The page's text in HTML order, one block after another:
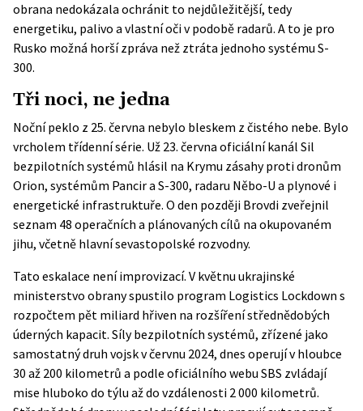
obrana nedokázala ochránit to nejdůležitější, tedy
energetiku, palivo a vlastní oči v podobě radarů. A to je pro
Rusko možná horší zpráva než ztráta jednoho systému S-
300.
Tři noci, ne jedna
Noční peklo z 25. června nebylo bleskem z čistého nebe. Bylo
vrcholem třídenní série. Už 23. června oficiální kanál Sil
bezpilotních systémů hlásil na Krymu zásahy proti dronům
Orion, systémům Pancir a S-300, radaru Něbo-U a plynové i
energetické infrastruktuře. O den později Brovdi zveřejnil
seznam 48 operačních a plánovaných cílů na okupovaném
jihu, včetně hlavní sevastopolské rozvodny.
Tato eskalace není improvizací. V květnu ukrajinské
ministerstvo obrany spustilo program Logistics Lockdown s
rozpočtem pět miliard hřiven na rozšíření střednědobých
úderných kapacit. Síly bezpilotních systémů, zřízené jako
samostatný druh vojsk v červnu 2024, dnes operují v hloubce
30 až 200 kilometrů a podle oficiálního webu SBS zvládají
mise hluboko do týlu až do vzdálenosti 2 000 kilometrů.